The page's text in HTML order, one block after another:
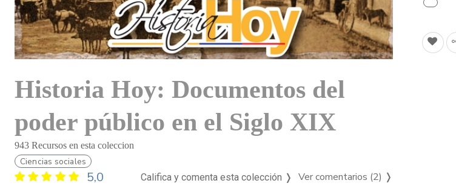
Historia Hoy: Documentos del
poder público en el Siglo XIX
943 Recursos en esta coleccion
Ciencias sociales
5,0 Califica y comenta esta colección ❭ Ver comentarios (2) ❭